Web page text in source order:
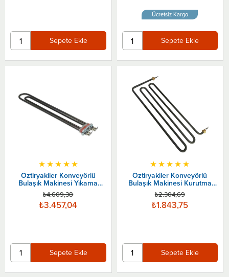
Sepete Ekle Sepete Ekle
Ücretsiz Kargo
Öztiryakiler Konveyörlü
Bulaşık Makinesi Yıkama
Tankı Resiztansı, 2000+2500
W
★★★★★
₺3.457,04
₺4.609,38
Sepete Ekle
Öztiryakiler Konveyörlü
Bulaşık Makinesi Kurutma
Resiztansı, Irca 2000 W
★★★★★
₺1.843,75
₺2.304,69
Sepete Ekle